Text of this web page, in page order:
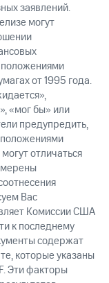
заявлений.
могут
положениями
от 1995 года.
«мог бы» или
предупредить,
отличаться
Вас
Комиссии США
к последнему
содержат
которые указаны
Эти факторы